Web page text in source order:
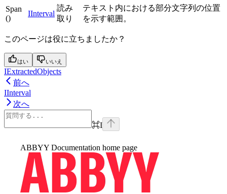
Span
()
IInterval
読み
取り
テキスト内における部分文字列の位置
を示す範囲。
このページは役に立ちましたか？
はい いいえ
IExtractedObjects
前へ
IInterval
次へ
⌘I
ABBYY Documentation home page